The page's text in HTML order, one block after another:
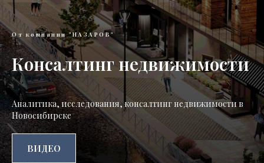
От компании "НАЗАРОВ"
Консалтинг недвижимости
Аналитика, исследования, консалтинг недвижимости в
Новосибирске
ВИДЕО